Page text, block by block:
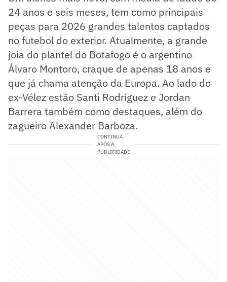
24 anos e seis meses, tem como principais
peças para 2026 grandes talentos captados
no futebol do exterior. Atualmente, a grande
joia do plantel do Botafogo é o argentino
Álvaro Montoro, craque de apenas 18 anos e
que já chama atenção da Europa. Ao lado do
ex-Vélez estão Santi Rodríguez e Jordan
Barrera também como destaques, além do
zagueiro Alexander Barboza.
CONTINUA
APÓS A
PUBLICIDADE